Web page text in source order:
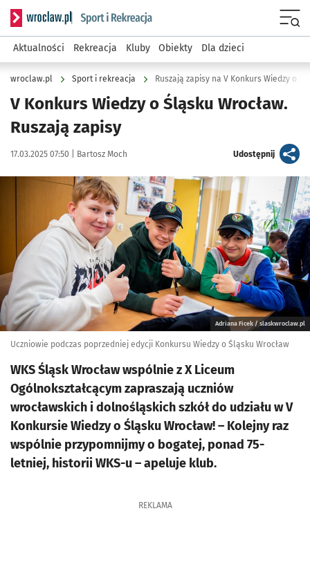
Serwis informacyjny wroclaw.pl podserwis: Sport i rekreacja
Aktualności Rekreacja Kluby Obiekty Dla dzieci
wroclaw.pl Sport i rekreacja Ruszają zapisy na V Konkurs Wiedzy o
V Konkurs Wiedzy o Śląsku Wrocław.
Ruszają zapisy
Data publikacji:
17.03.2025 07:50 | Autor:
Bartosz Moch Udostępnijartykuł
Kliknij, aby powiększyć
Adriana Ficek / slaskwroclaw.pl
Uczniowie podczas poprzedniej edycji Konkursu Wiedzy o Śląsku Wrocław
WKS Śląsk Wrocław wspólnie z X Liceum
Ogólnokształcącym zapraszają uczniów
wrocławskich i dolnośląskich szkół do udziału w V
Konkursie Wiedzy o Śląsku Wrocław! – Kolejny raz
wspólnie przypomnijmy o bogatej, ponad 75-
letniej, historii WKS-u – apeluje klub.
REKLAMA